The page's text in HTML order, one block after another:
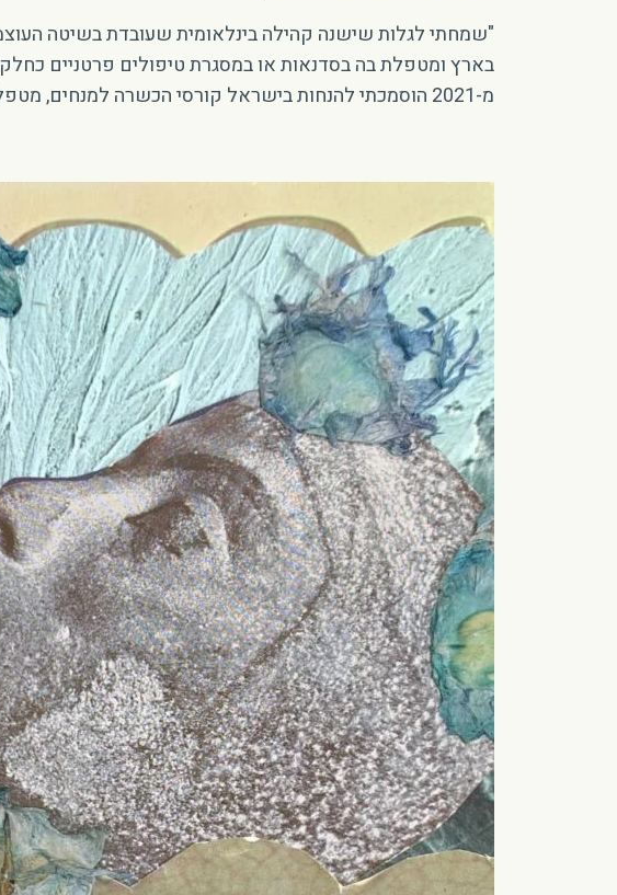
"שמחתי לגלות שישנה קהילה בינלאומית שעובדת בשיטה
בארץ ומטפלת בה בסדנאות או במסגרת טיפולים פרטניים
מ-2021 הוסמכתי להנחות בישראל קורסי הכשרה למנחים, מטפלים ומאמנים המעוניינים להשתלם ולעבוד עם השיטה בקבוצות ובתהליכים פרטניים".